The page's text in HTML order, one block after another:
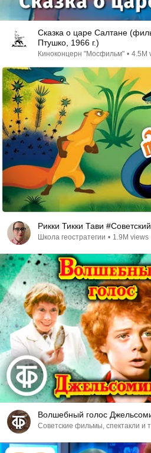
Сказка о царе Салтане
Птушко, 1966 г.)
Киноконцерн "Мосфильм" • 4.5M
Рикки Тикки
Школа геостратегии • 1.9M views
Волшебный голос
Советские фильмы, спектакли и